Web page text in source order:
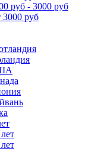
руб - 3000 руб
руб